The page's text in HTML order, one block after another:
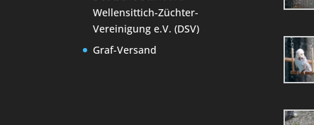
Wellensittich-Züchter-
Vereinigung e.V. (DSV)
Graf-Versand